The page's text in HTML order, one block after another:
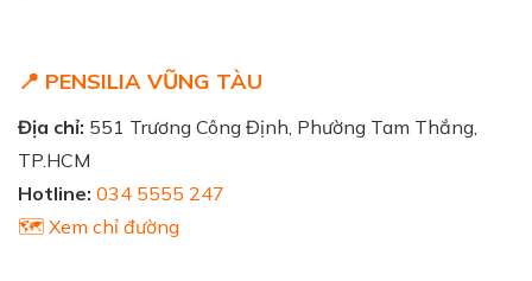
📍 PENSILIA VŨNG TÀU
Địa chỉ: 551 Trương Công Định, Phường Tam Thắng,
TP.HCM
Hotline: 034 5555 247
🗺️ Xem chỉ đường